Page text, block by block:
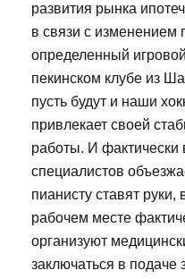
развития рынка
в связи с изменением
определенный
пекинском клубе из
пусть будут и наши
привлекает своей
работы. И фактически
специалистов
пианисту ставят руки,
рабочем месте
организуют
заключаться в подаче